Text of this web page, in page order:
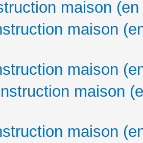
maison
maison
maison
maison
maison